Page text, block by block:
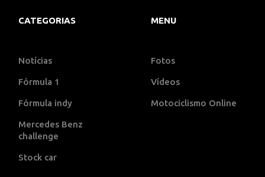
CATEGORIAS
Notícias
Fórmula 1
Fórmula indy
Mercedes Benz
challenge
Stock car
MENU
Fotos
Vídeos
Motociclismo Online